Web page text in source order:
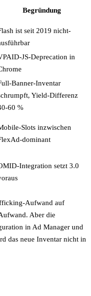
Begründung
ist seit 2019 nicht-
JS-Deprecation in
Banner-Inventar
Yield-Differenz
60 %
Slots inzwischen
dominant
Integration setzt 3.0
Aufwand auf
Aber die
in Ad Manager und
das neue Inventar nicht in